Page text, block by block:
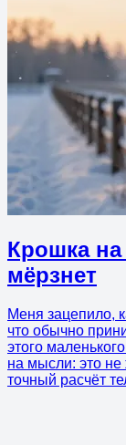
Крошка
мёрзнет
Меня зацепило,
что обычно
этого
на мысли: это не
точный расчёт